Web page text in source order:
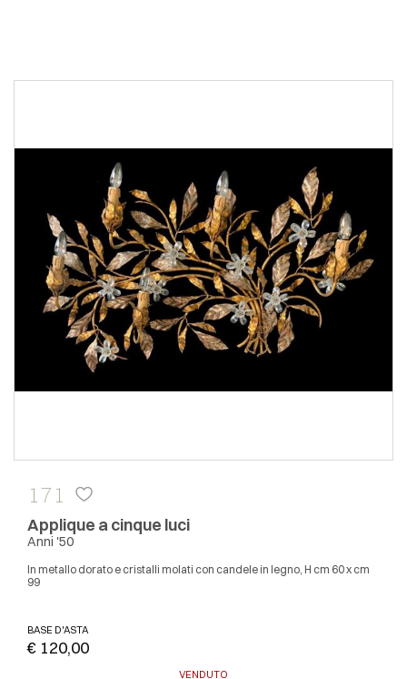
171
Applique a cinque luci
Anni '50
In metallo dorato e cristalli molati con candele in legno, H cm 60 x cm
99
BASE D'ASTA
€ 120,00
VENDUTO